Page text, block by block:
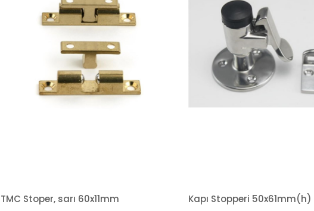
TMC Stoper, sarı 60x11mm Kapı Stopperi 50x61mm(h)